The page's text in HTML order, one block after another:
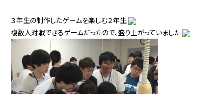
３年生の制作したゲームを楽しむ２年生
複数人対戦できるゲームだったので、盛り上がっていました